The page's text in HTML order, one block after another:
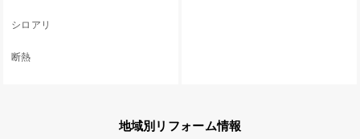
シロアリ
断熱
地域別リフォーム情報